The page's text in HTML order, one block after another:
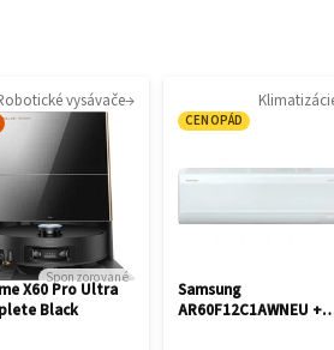
vysávače
Sponzorované
X60 Pro Ultra
Black
CENOPÁD
Samsung
AR60F12C1AWNEU +